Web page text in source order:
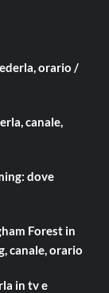
orario /
canale,
dove
Forest in
canale, orario
in tv e